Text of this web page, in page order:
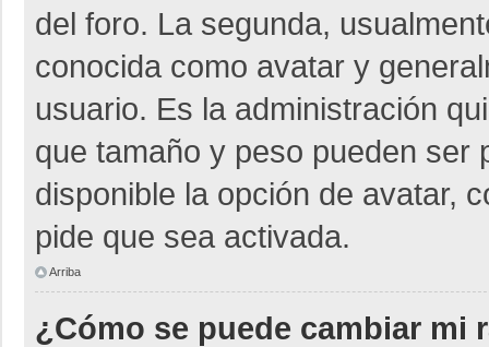
del foro. La segunda,
conocida como avatar y
usuario. Es la administración
que tamaño y peso pueden ser
disponible la opción de avatar,
pide que sea activada.
Arriba
¿Cómo se puede cambiar mi